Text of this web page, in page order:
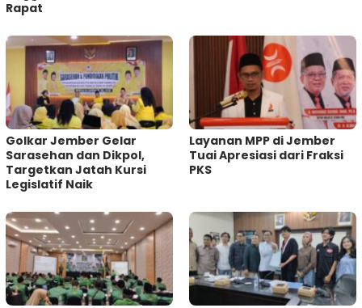
Rapat
Golkar Jember Gelar
Sarasehan dan Dikpol,
Targetkan Jatah Kursi
Legislatif Naik
Layanan MPP di Jember
Tuai Apresiasi dari Fraksi
PKS